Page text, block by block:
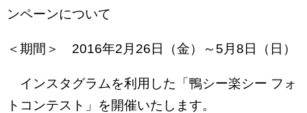
ンペーンについて
＜期間＞ 2016年2月26日（金）～5月8日（日）
インスタグラムを利用した「鴨シー楽シー フォ
トコンテスト」を開催いたします。